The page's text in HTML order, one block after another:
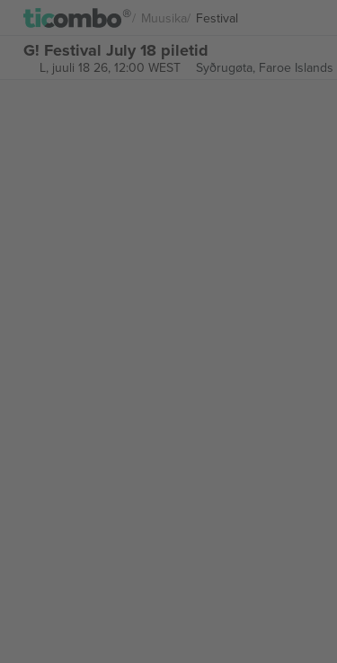
Muusika Festival
G! Festival July 18 piletid
L, juuli 18 26, 12:00 WEST Syðrugøta, Faroe Islands